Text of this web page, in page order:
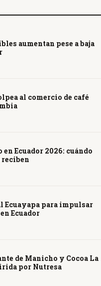
aumentan pese a baja
al comercio de café
Ecuador 2026: cuándo
reciben
Ecuayapa para impulsar
Ecuador
de Manicho y Cocoa La
por Nutresa